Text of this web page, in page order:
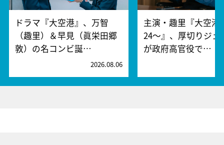
ドラマ『大空港』、万智
（趣里）＆早見（眞栄田郷
敦）の名コンビ誕…
2026.08.06
主演・趣里『大空港
24～』、厚切りジェ
が政府高官役で…